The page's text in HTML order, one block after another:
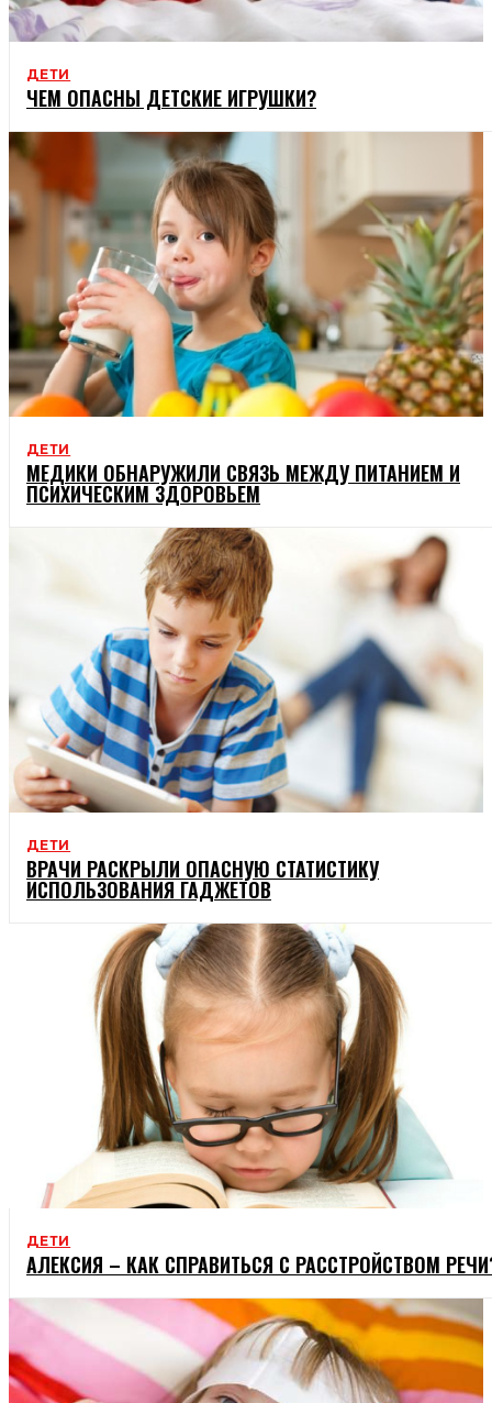
ДЕТИ
ЧЕМ ОПАСНЫ ДЕТСКИЕ ИГРУШКИ?
ДЕТИ
МЕДИКИ ОБНАРУЖИЛИ СВЯЗЬ МЕЖДУ ПИТАНИЕМ И
ПСИХИЧЕСКИМ ЗДОРОВЬЕМ
ДЕТИ
ВРАЧИ РАСКРЫЛИ ОПАСНУЮ СТАТИСТИКУ
ИСПОЛЬЗОВАНИЯ ГАДЖЕТОВ
ДЕТИ
АЛЕКСИЯ – КАК СПРАВИТЬСЯ С РАССТРОЙСТВОМ